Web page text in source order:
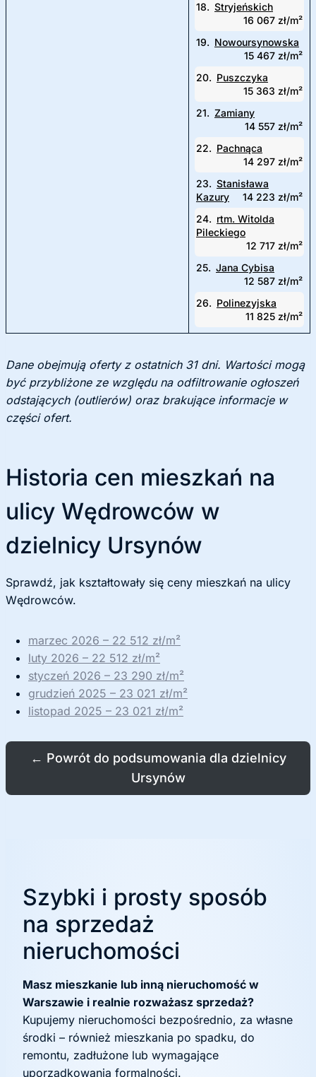
18. Stryjeńskich
16 067 zł/m²
19. Nowoursynowska
15 467 zł/m²
20. Puszczyka
15 363 zł/m²
21. Zamiany
14 557 zł/m²
22. Pachnąca
14 297 zł/m²
23. Stanisława
Kazury
14 223 zł/m²
24. rtm. Witolda
Pileckiego
12 717 zł/m²
25. Jana Cybisa
12 587 zł/m²
26. Polinezyjska
11 825 zł/m²
Dane obejmują oferty z ostatnich 31 dni. Wartości mogą
być przybliżone ze względu na odfiltrowanie ogłoszeń
odstających (outlierów) oraz brakujące informacje w
części ofert.
Historia cen mieszkań na
ulicy Wędrowców w
dzielnicy Ursynów
Sprawdź, jak kształtowały się ceny mieszkań na ulicy
Wędrowców.
marzec 2026 – 22 512 zł/m²
luty 2026 – 22 512 zł/m²
styczeń 2026 – 23 290 zł/m²
grudzień 2025 – 23 021 zł/m²
listopad 2025 – 23 021 zł/m²
← Powrót do podsumowania dla dzielnicy
Ursynów
Szybki i prosty sposób
na sprzedaż
nieruchomości
Masz mieszkanie lub inną nieruchomość w
Warszawie i realnie rozważasz sprzedaż?
Kupujemy nieruchomości bezpośrednio, za własne
środki – również mieszkania po spadku, do
remontu, zadłużone lub wymagające
uporządkowania formalności.